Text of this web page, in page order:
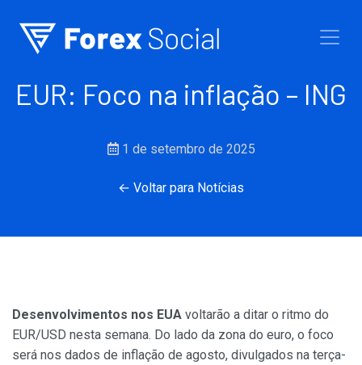
EUR: Foco na inflação – ING
1 de setembro de 2025
← Voltar para Notícias
Desenvolvimentos nos EUA voltarão a ditar o ritmo do
EUR/USD nesta semana. Do lado da zona do euro, o foco
será nos dados de inflação de agosto, divulgados na terça-